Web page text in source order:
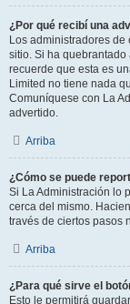
¿Por qué recibí una
Los administradores
sitio. Si ha
recuerde que esta es
Limited no tiene nada
Comuníquese con La
advertido.
Arriba
¿Cómo se puede
Si La Administración lo
cerca del mismo.
través de ciertos pasos
Arriba
¿Para qué sirve el
Esto le permitirá